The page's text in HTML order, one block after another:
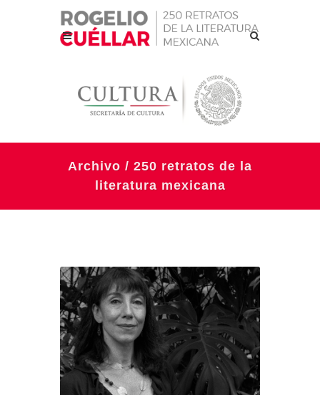
Archivo / 250 retratos de la
literatura mexicana